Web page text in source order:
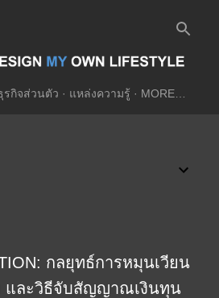
รกิจส่วนตัว แหล่งความรู้ MORE…
กลยุทธ์การหมุนเวียน
และวิธีจับสัญญาณเงินทุน